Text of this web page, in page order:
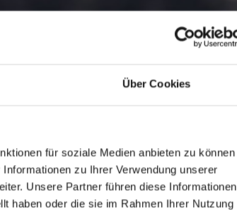
Über Cookies
für soziale Medien anbieten zu können
zu Ihrer Verwendung unserer
Unsere Partner führen diese Informationen
haben oder die sie im Rahmen Ihrer Nutzung